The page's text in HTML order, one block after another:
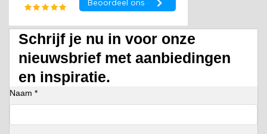
Schrijf je nu in voor onze
nieuwsbrief met aanbiedingen
en inspiratie.
Naam *